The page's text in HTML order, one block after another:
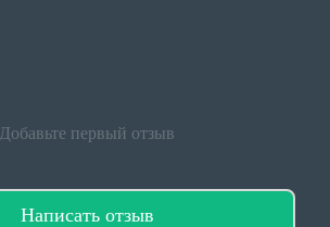
Добавьте первый отзыв
Написать отзыв